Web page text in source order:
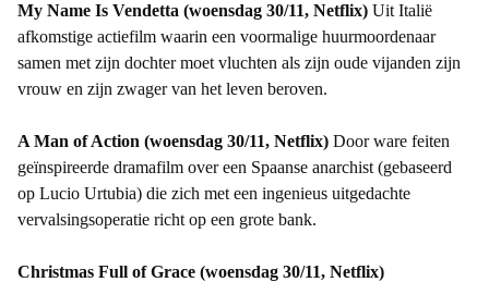
My Name Is Vendetta (woensdag 30/11, Netflix)Uit Italië
afkomstige actiefilm waarin een voormalige huurmoordenaar
samen met zijn dochter moet vluchten als zijn oude vijanden zijn
vrouw en zijn zwager van het leven beroven.
A Man of Action (woensdag 30/11, Netflix)Door ware feiten
geïnspireerde dramafilm over een Spaanse anarchist (gebaseerd
op Lucio Urtubia) die zich met een ingenieus uitgedachte
vervalsingsoperatie richt op een grote bank.
Christmas Full of Grace (woensdag 30/11, Netflix)